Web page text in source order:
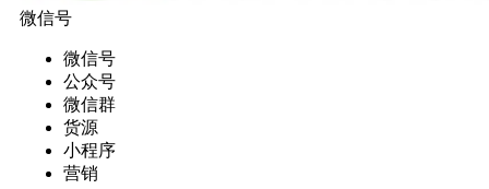
微信号
微信号
公众号
微信群
货源
小程序
营销